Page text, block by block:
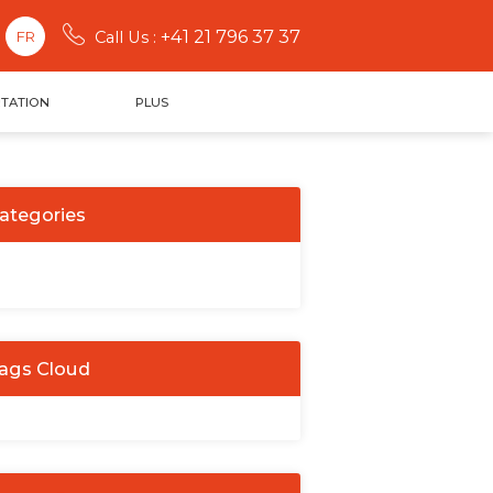
FR Call Us : +41 21 796 37 37
PLUS
Cloud